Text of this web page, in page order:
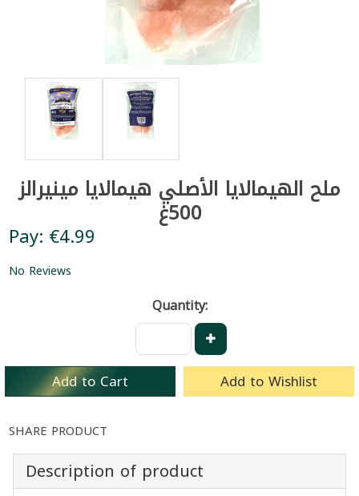
ملح الهيمالايا الأصلي هيمالايا مينيرالز
500غ
Pay: €4.99
No Reviews
Quantity:
Add to Cart Add to Wishlist
SHARE PRODUCT
Description of product